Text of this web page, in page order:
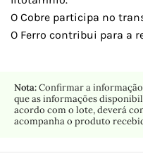
O Cobre participa no
O Ferro contribui para a
Nota:Confirmar a
que as informações
acordo com o lote, deverá
acompanha o produto